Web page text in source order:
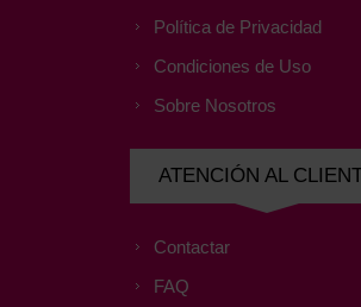
Política de Privacidad
Condiciones de Uso
Sobre Nosotros
ATENCIÓN AL
Contactar
FAQ